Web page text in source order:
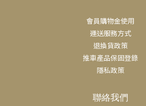
會員購物金使用
運送服務方式
退換貨政策
推車產品保固登錄
隱私政策
聯絡我們